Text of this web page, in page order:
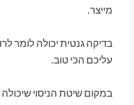
מייצר.
בדיקה גנטית יכולה לומר
עליכם הכי טוב.
במקום שיטת הניסוי